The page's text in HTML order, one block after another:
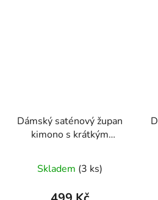
Dámský saténový župan
kimono s krátkým
Skladem (3 ks)